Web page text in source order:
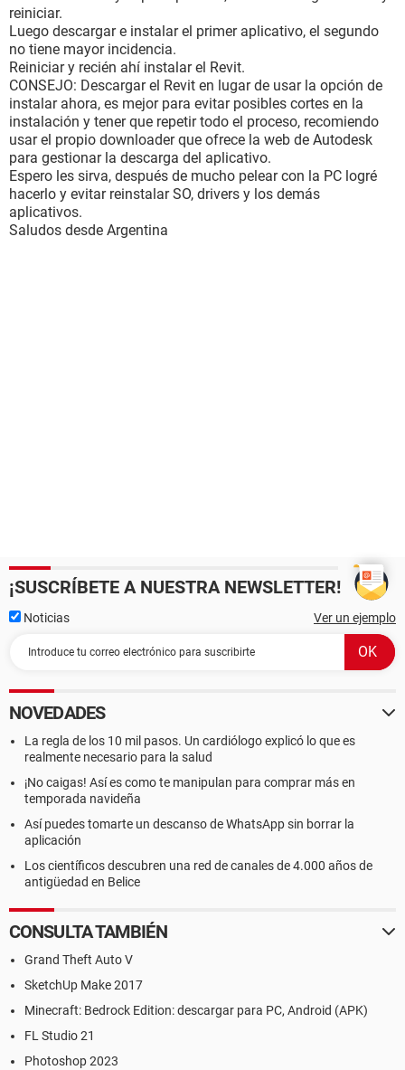
reiniciar.
Luego descargar e instalar el primer aplicativo, el segundo
no tiene mayor incidencia.
Reiniciar y recién ahí instalar el Revit.
CONSEJO: Descargar el Revit en lugar de usar la opción de
instalar ahora, es mejor para evitar posibles cortes en la
instalación y tener que repetir todo el proceso, recomiendo
usar el propio downloader que ofrece la web de Autodesk
para gestionar la descarga del aplicativo.
Espero les sirva, después de mucho pelear con la PC logré
hacerlo y evitar reinstalar SO, drivers y los demás
aplicativos.
Saludos desde Argentina
¡SUSCRÍBETE A NUESTRA NEWSLETTER!
Noticias Ver un ejemplo
NOVEDADES
La regla de los 10 mil pasos. Un cardiólogo explicó lo que es
realmente necesario para la salud
¡No caigas! Así es como te manipulan para comprar más en
temporada navideña
Así puedes tomarte un descanso de WhatsApp sin borrar la
aplicación
Los científicos descubren una red de canales de 4.000 años de
antigüedad en Belice
CONSULTA TAMBIÉN
Grand Theft Auto V
SketchUp Make 2017
Minecraft: Bedrock Edition: descargar para PC, Android (APK)
FL Studio 21
Photoshop 2023